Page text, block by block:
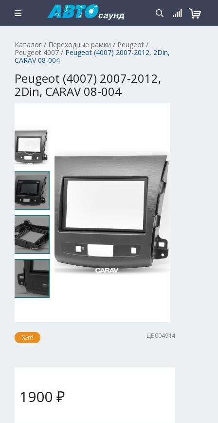
Каталог / Переходные рамки / Peugeot /
Peugeot 4007 / Peugeot (4007) 2007-2012, 2Din,
CARAV 08-004
Peugeot (4007) 2007-2012,
2Din, CARAV 08-004
Хит! ЦБ004914
1900 ₽